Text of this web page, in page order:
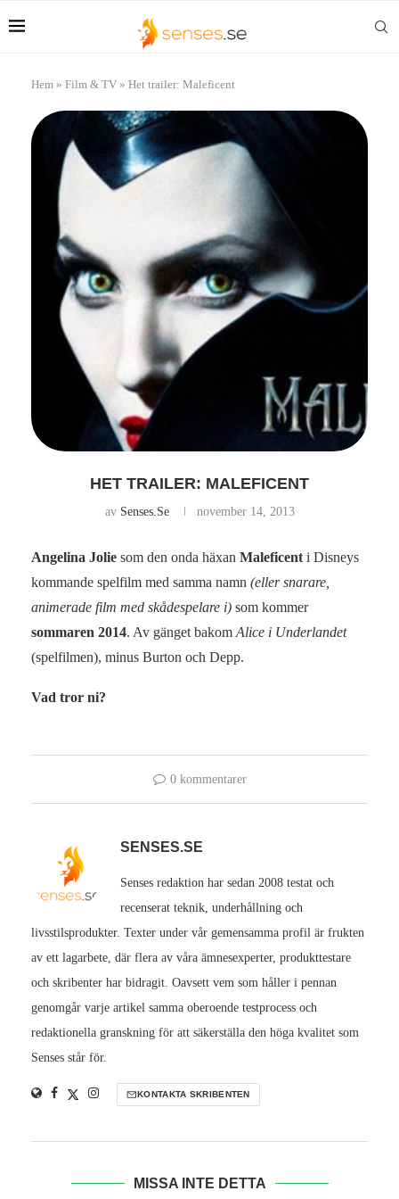
Hem » Film & TV » Het trailer: Maleficent
HET TRAILER: MALEFICENT
av Senses.se november 14, 2013
Angelina Jolie som den onda häxan Maleficent i Disneys
kommande spelfilm med samma namn (eller snarare,
animerade film med skådespelare i) som kommer
sommaren 2014. Av gänget bakom Alice i Underlandet
(spelfilmen), minus Burton och Depp.
Vad tror ni?
0 kommentarer
SENSES.SE
Senses redaktion har sedan 2008 testat och
recenserat teknik, underhållning och
livsstilsprodukter. Texter under vår gemensamma profil är frukten
av ett lagarbete, där flera av våra ämnesexperter, produkttestare
och skribenter har bidragit. Oavsett vem som håller i pennan
genomgår varje artikel samma oberoende testprocess och
redaktionella granskning för att säkerställa den höga kvalitet som
Senses står för.
KONTAKTA SKRIBENTEN
MISSA INTE DETTA